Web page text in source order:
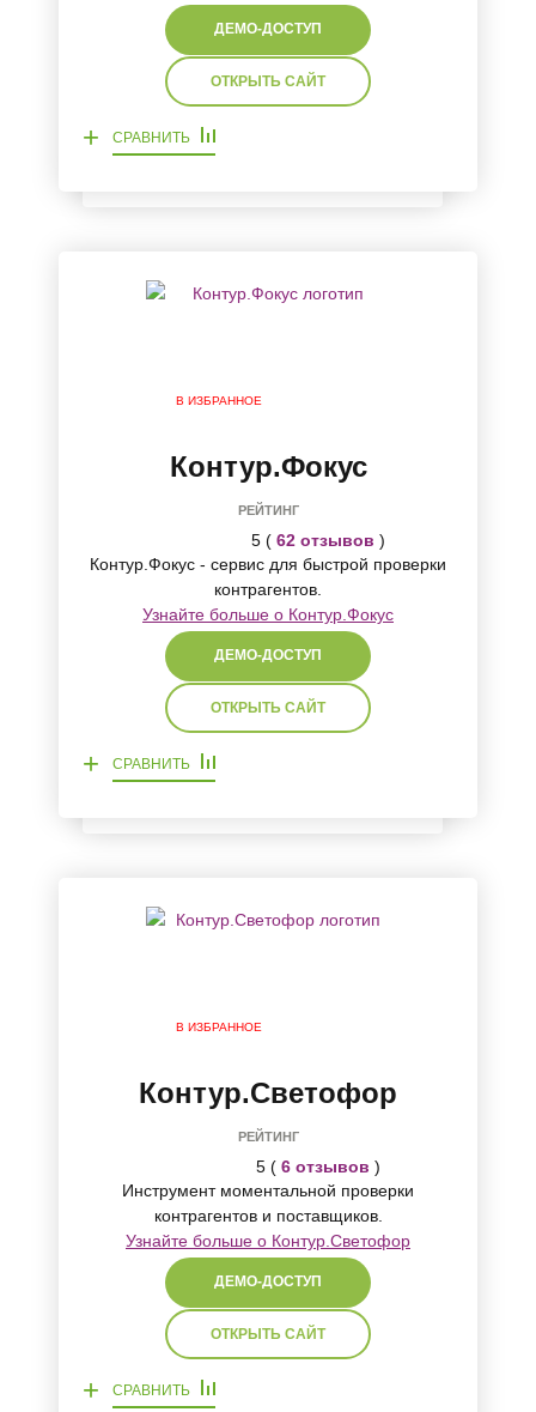
ДЕМО-ДОСТУП
ОТКРЫТЬ САЙТ
+ СРАВНИТЬ
В ИЗБРАННОЕ
Контур.Фокус
РЕЙТИНГ
5 ( 62 отзывов )
Контур.Фокус - сервис для быстрой проверки
контрагентов.
Узнайте больше о Контур.Фокус
ДЕМО-ДОСТУП
ОТКРЫТЬ САЙТ
+ СРАВНИТЬ
В ИЗБРАННОЕ
Контур.Светофор
РЕЙТИНГ
5 ( 6 отзывов )
Инструмент моментальной проверки
контрагентов и поставщиков.
Узнайте больше о Контур.Светофор
ДЕМО-ДОСТУП
ОТКРЫТЬ САЙТ
+ СРАВНИТЬ